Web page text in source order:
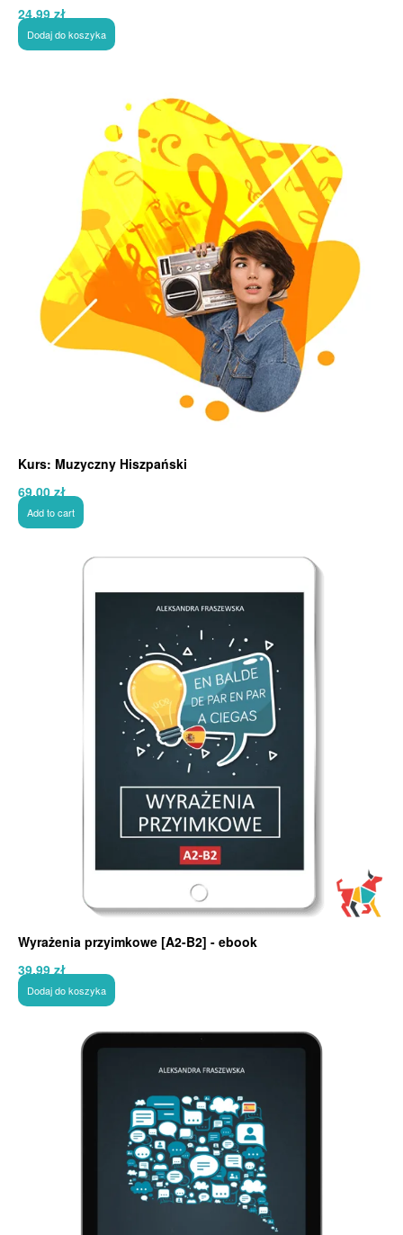
24,99zł
Dodaj do koszyka
Kurs: Muzyczny Hiszpański
69,00zł
Add to cart
Wyrażenia przyimkowe [A2-B2] - ebook
39,99zł
Dodaj do koszyka